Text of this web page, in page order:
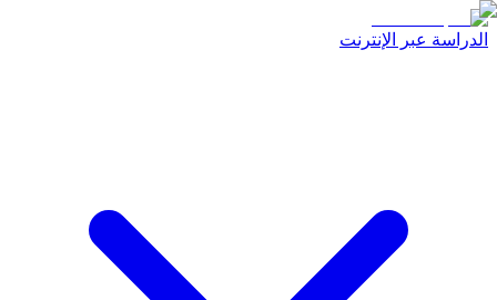
الدراسة عبر الإنترنت